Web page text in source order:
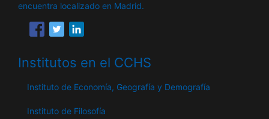
encuentra localizado en Madrid.
Institutos en el CCHS
Instituto de Economía, Geografía y Demografía
Instituto de Filosofía